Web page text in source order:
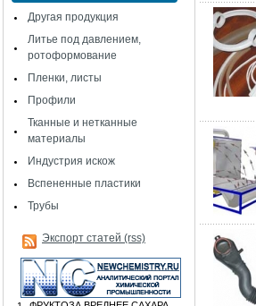
Другая продукция
Литье под давлением,
ротоформование
Пленки, листы
Профили
Тканные и нетканные
материалы
Индустрия искож
Вспененные пластики
Трубы
Экспорт статей (rss)